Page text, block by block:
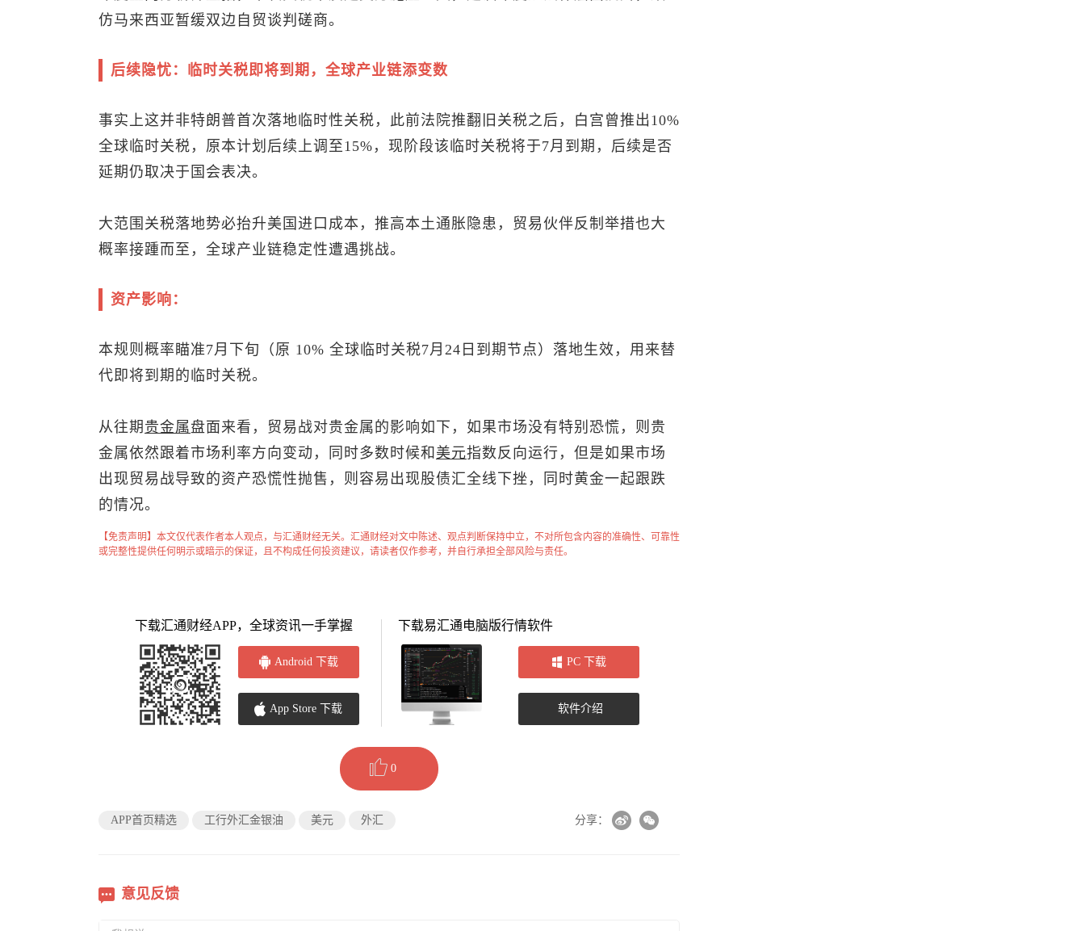
仿马来西亚暂缓双边自贸谈判磋商。
后续隐忧：临时关税即将到期，全球产业链添变数
事实上这并非特朗普首次落地临时性关税，此前法院推翻旧关税之后，白宫曾推出10%
全球临时关税，原本计划后续上调至15%，现阶段该临时关税将于7月到期，后续是否
延期仍取决于国会表决。
大范围关税落地势必抬升美国进口成本，推高本土通胀隐患，贸易伙伴反制举措也大
概率接踵而至，全球产业链稳定性遭遇挑战。
资产影响：
本规则概率瞄准7月下旬（原 10% 全球临时关税7月24日到期节点）落地生效，用来替
代即将到期的临时关税。
从往期 贵金属盘面来看，贸易战对贵金属的影响如下，如果市场没有特别恐慌，则贵
金属依然跟着市场利率方向变动，同时多数时候和 美元指数反向运行，但是如果市场
出现贸易战导致的资产恐慌性抛售，则容易出现股债汇全线下挫，同时黄金一起跟跌
的情况。
【免责声明】本文仅代表作者本人观点，与汇通财经无关。汇通财经对文中陈述、观点判断保持中立，不对所包含内容的准确性、可靠性
或完整性提供任何明示或暗示的保证，且不构成任何投资建议，请读者仅作参考，并自行承担全部风险与责任。
下载汇通财经APP，全球资讯一手掌握
Android 下载
App Store 下载
下载易汇通电脑版行情软件
PC 下载
软件介绍
0
APP首页精选 工行外汇金银油 美元 外汇 分享：
意见反馈